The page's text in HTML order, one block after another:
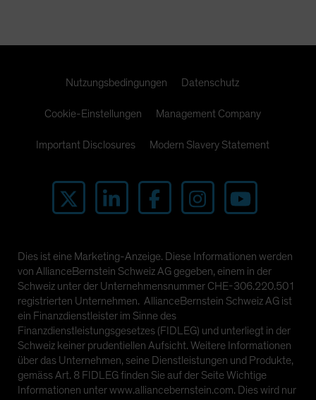
Nutzungsbedingungen Datenschutz
Cookie-Einstellungen Management Company
Important Disclosures Modern Slavery Statement
Dies ist eine Marketing-Anzeige. Diese Informationen werden
von AllianceBernstein Schweiz AG gegeben, einem in der
Schweiz unter der Unternehmensnummer CHE-306.220.501
registrierten Unternehmen. AllianceBernstein Schweiz AG ist
ein Finanzdienstleister im Sinne des
Finanzdienstleistungsgesetzes (FIDLEG) und unterliegt in der
Schweiz keiner prudentiellen Aufsicht. Weitere Informationen
über das Unternehmen, seine Dienstleistungen und Produkte,
gemäss Art. 8 FIDLEG finden Sie auf der Seite Wichtige
Informationen unter www.alliancebernstein.com. Dies wird nur